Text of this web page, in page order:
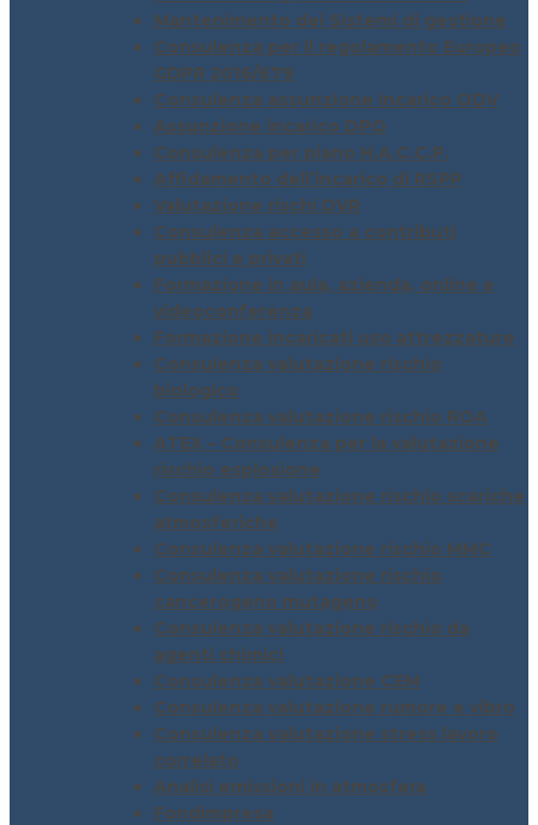
Mantenimento dei Sistemi di gestione
Consulenza per il regolamento Europeo
GDPR 2016/679
Consulenza assunzione incarico ODV
Assunzione incarico DPO
Consulenza per piano H.A.C.C.P.
Affidamento dell’incarico di RSPP
Valutazione rischi DVR
Consulenza accesso a contributi
pubblici e privati
Formazione in aula, azienda, online e
videoconferenza
Formazione incaricati uso attrezzature
Consulenza valutazione rischio
biologico
Consulenza valutazione rischio ROA
ATEX – Consulenza per la valutazione
rischio esplosione
Consulenza valutazione rischio scariche
atmosferiche
Consulenza valutazione rischio MMC
Consulenza valutazione rischio
cancerogeno mutageno
Consulenza valutazione rischio da
agenti chimici
Consulenza valutazione CEM
Consulenza valutazione rumore e vibro
Consulenza valutazione stress lavoro
correlato
Analisi emissioni in atmosfera
Fondimpresa